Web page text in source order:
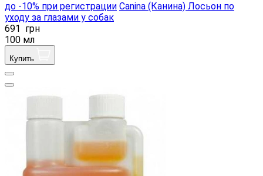
до -10% при регистрации Canina (Канина) Лосьон по
уходу за глазами у собак
691
грн
100 мл
Купить